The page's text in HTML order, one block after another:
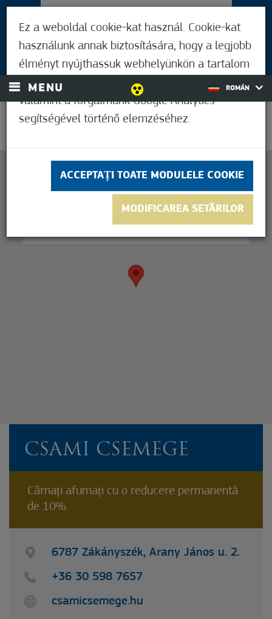
AUTENTIFICARE
MENU ROMÁN
Do you own this website? OK
CSAMI CSEMEGE
Cârnați afumați cu o reducere permanentă
de 10%.
6787 Zákányszék, Arany János u. 2.
+36 30 598 7657
csamicsemege.hu
Ez a weboldal cookie-kat használ. Cookie-kat
használunk annak biztosítására, hogy a legjobb
élményt nyújthassuk webhelyünkön a tartalom
és a hirdetések személyre szabásához,
valamint a forgalmunk Google Analytics
segítségével történő elemzéséhez.
ACCEPTAȚI TOATE MODULELE COOKIE
MODIFICAREA SETĂRILOR